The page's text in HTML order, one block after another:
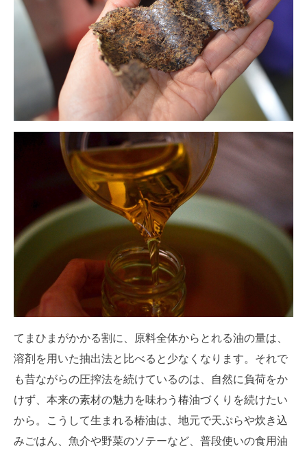
てまひまがかかる割に、原料全体からとれる油の量は、
溶剤を用いた抽出法と比べると少なくなります。それで
も昔ながらの圧搾法を続けているのは、自然に負荷をか
けず、本来の素材の魅力を味わう椿油づくりを続けたい
から。こうして生まれる椿油は、地元で天ぷらや炊き込
みごはん、魚介や野菜のソテーなど、普段使いの食用油